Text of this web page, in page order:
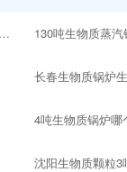
10吨以内的生物质锅炉品牌十大排名 130吨生物质蒸
长春生物质锅炉
4吨生物质锅炉哪
沈阳生物质颗粒3